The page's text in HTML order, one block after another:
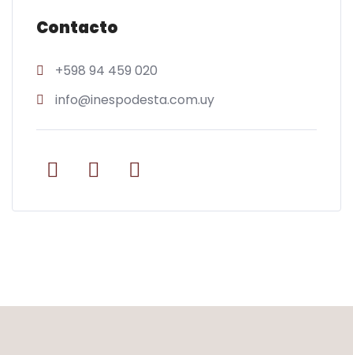
Contacto
+598 94 459 020
info@inespodesta.com.uy